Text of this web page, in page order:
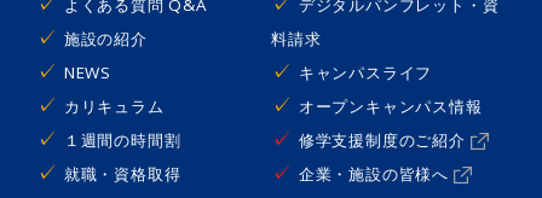
よくある質問 Q&A
施設の紹介
NEWS
カリキュラム
１週間の時間割
就職・資格取得
デジタルパンフレット・資
料請求
キャンパスライフ
オープンキャンパス情報
修学支援制度のご紹介
企業・施設の皆様へ